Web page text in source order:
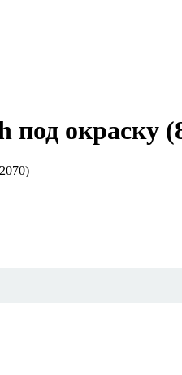
окраску